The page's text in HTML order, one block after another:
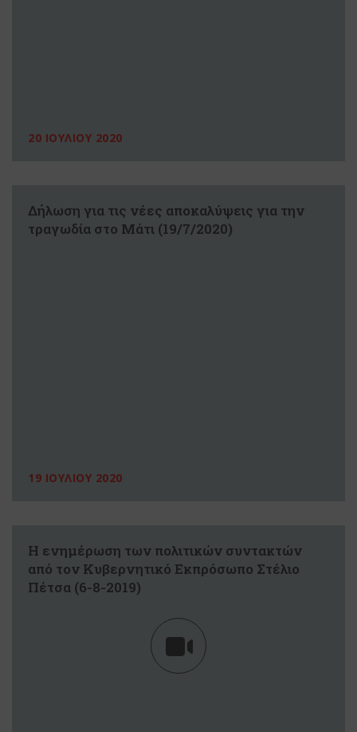
20 ΙΟΥΛΙΟΥ 2020
Δήλωση για τις νέες αποκαλύψεις για την
τραγωδία στο Μάτι (19/7/2020)
19 ΙΟΥΛΙΟΥ 2020
Η ενημέρωση των πολιτικών συντακτών
από τον Κυβερνητικό Εκπρόσωπο Στέλιο
Πέτσα (6-8-2019)